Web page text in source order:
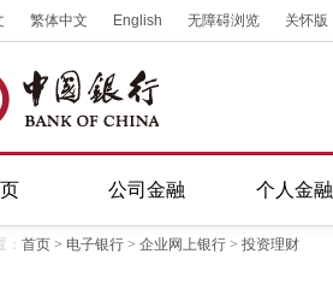
繁体中文 English 无障碍浏览 关怀版
公司金融 个人金融
： 首页 > 电子银行 > 企业网上银行 > 投资理财